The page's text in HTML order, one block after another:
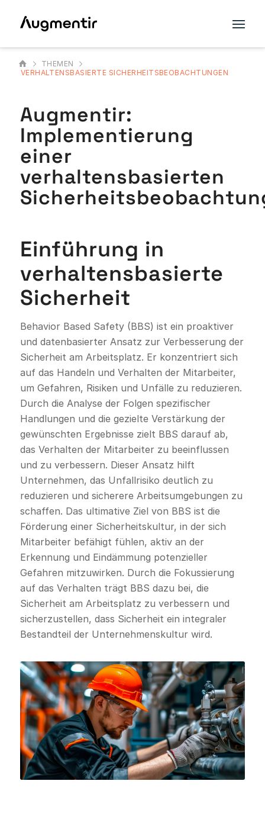
THEMEN
VERHALTENSBASIERTE SICHERHEITSBEOBACHTUNGEN
Augmentir:
Implementierung
einer
verhaltensbasierten
Einführung in
verhaltensbasierte
Sicherheit
Behavior Based Safety (BBS) ist ein proaktiver
und datenbasierter Ansatz zur Verbesserung der
Sicherheit am Arbeitsplatz. Er konzentriert sich
auf das Handeln und Verhalten der Mitarbeiter,
um Gefahren, Risiken und Unfälle zu reduzieren.
Durch die Analyse der Folgen spezifischer
Handlungen und die gezielte Verstärkung der
gewünschten Ergebnisse zielt BBS darauf ab,
das Verhalten der Mitarbeiter zu beeinflussen
und zu verbessern. Dieser Ansatz hilft
Unternehmen, das Unfallrisiko deutlich zu
reduzieren und sicherere Arbeitsumgebungen zu
schaffen. Das ultimative Ziel von BBS ist die
Förderung einer Sicherheitskultur, in der sich
Mitarbeiter befähigt fühlen, aktiv an der
Erkennung und Eindämmung potenzieller
Gefahren mitzuwirken. Durch die Fokussierung
auf das Verhalten trägt BBS dazu bei, die
Sicherheit am Arbeitsplatz zu verbessern und
sicherzustellen, dass Sicherheit ein integraler
Bestandteil der Unternehmenskultur wird.